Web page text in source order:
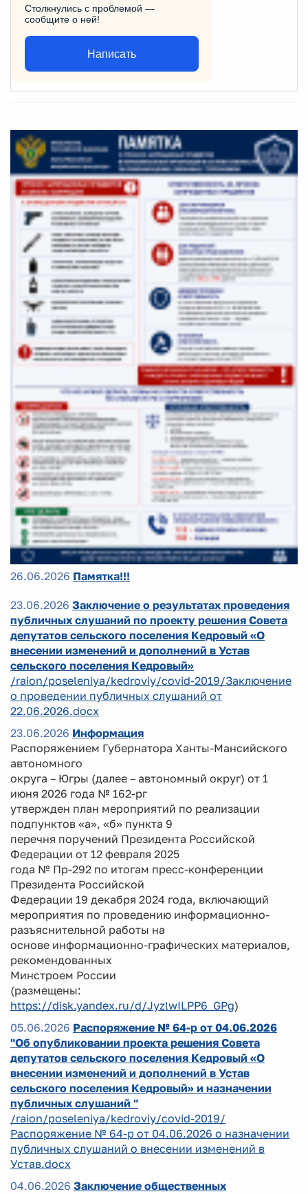
Столкнулись с проблемой —
сообщите о ней!
Написать
26.06.2026 Памятка!!!
23.06.2026 Заключение о результатах проведения
публичных слушаний по проекту решения Совета
депутатов сельского поселения Кедровый «О
внесении изменений и дополнений в Устав
сельского поселения Кедровый»
/raion/poseleniya/kedroviy/covid-2019/Заключение
о проведении публичных слушаний от
22.06.2026.docx
23.06.2026 Информация
Распоряжением Губернатора Ханты-Мансийского
автономного
округа – Югры (далее – автономный округ) от 1
июня 2026 года № 162-рг
утвержден план мероприятий по реализации
подпунктов «а», «б» пункта 9
перечня поручений Президента Российской
Федерации от 12 февраля 2025
года № Пр-292 по итогам пресс-конференции
Президента Российской
Федерации 19 декабря 2024 года, включающий
мероприятия по проведению информационно-
разъяснительной работы на
основе информационно-графических материалов,
рекомендованных
Минстроем России
(размещены:
https://disk.yandex.ru/d/JyzlwILPP6_GPg)
05.06.2026 Распоряжение № 64-р от 04.06.2026
"Об опубликовании проекта решения Совета
депутатов сельского поселения Кедровый «О
внесении изменений и дополнений в Устав
сельского поселения Кедровый» и назначении
публичных слушаний "
/raion/poseleniya/kedroviy/covid-2019/
Распоряжение № 64-р от 04.06.2026 о назначении
публичных слушаний о внесении изменений в
Устав.docx
04.06.2026 Заключение общественных